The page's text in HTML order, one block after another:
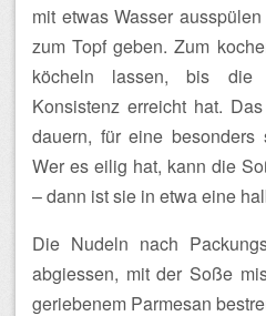
mit etwas Wasser
zum Topf geben. Zum
köcheln lassen, bis die
Konsistenz erreicht hat.
dauern, für eine
Wer es eilig hat, kann die
– dann ist sie in etwa eine
Die Nudeln nach
abgiessen, mit der Soße
geriebenem Parmesan